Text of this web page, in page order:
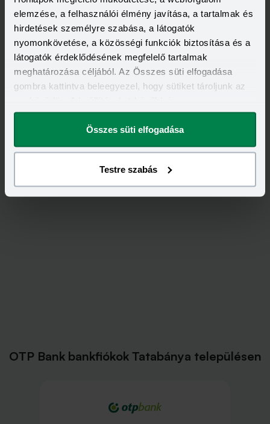
elemzése, a felhasználói élmény javítása, a tartalmak és
hirdetések személyre szabása, a látogatók
nyomonkövetése, a közösségi funkciók biztosítása és a
látogatók érdeklődésének megfelelő tartalmak
meghatározása céljából. Az Összes süti elfogadása
gombra kattintva beleegyezel, hogy sütiket tároljunk az
megváltoztathatod.
Összes süti elfogadása
Testre szabás
2 000 000 - 15 000 000 Ft
THM
12,70 - 14,99%
KAMAT
9,99 - 13,49%
KEDVEZMÉNY FELTÉTELEI
Minimum életkor:
21 év
Minimum munkaviszony:
Minimum jövedelem:
400 000 Ft
OTP Bank bankfiókok Tatabánya településen